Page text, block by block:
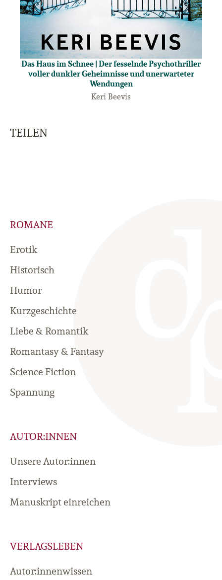
Das Haus im Schnee | Der fesselnde Psychothriller
voller dunkler Geheimnisse und unerwarteter
Wendungen
Keri Beevis
TEILEN
ROMANE
Erotik
Historisch
Humor
Kurzgeschichte
Liebe & Romantik
Romantasy & Fantasy
Science Fiction
Spannung
AUTOR:INNEN
Unsere Autor:innen
Interviews
Manuskript einreichen
VERLAGSLEBEN
Autor:innenwissen